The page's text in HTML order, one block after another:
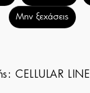
Μην ξεχάσεις
CELLULAR LINE